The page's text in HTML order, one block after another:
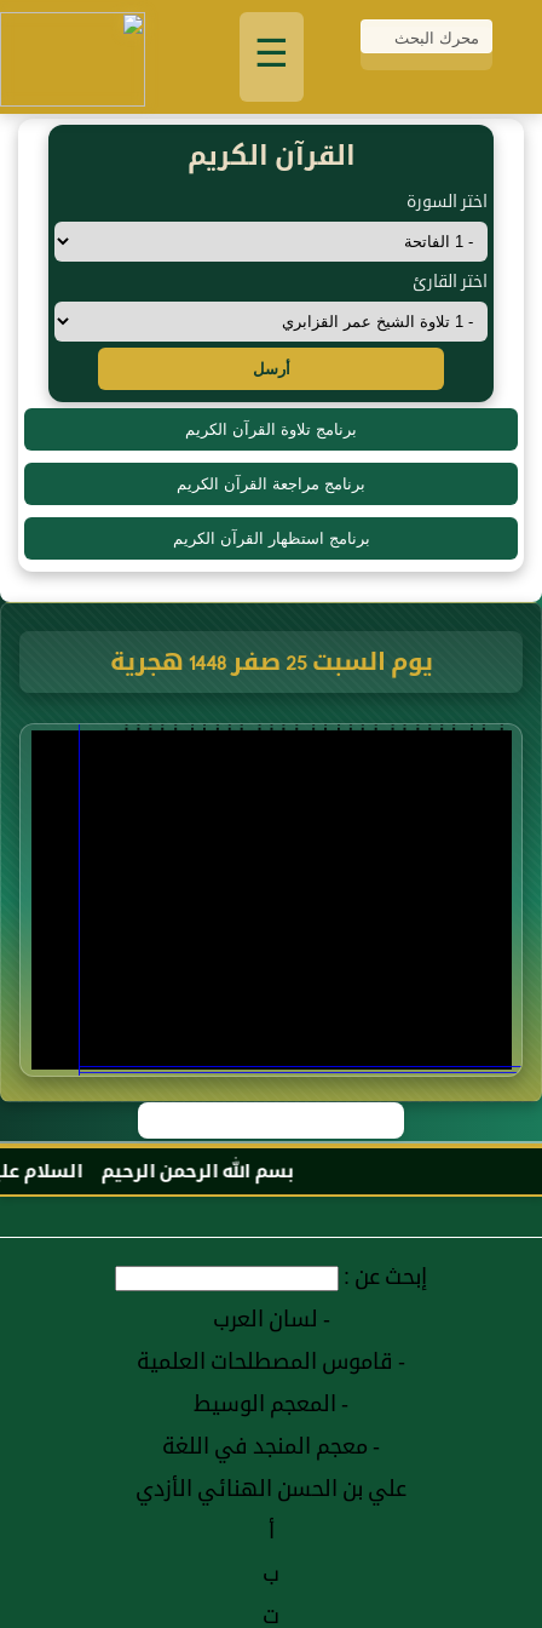
☰
القرآن الكريم
اختر السورة
اختر القارئ
أرسل
برنامج تلاوة القرآن الكريم
برنامج مراجعة القرآن الكريم
برنامج استظهار القرآن الكريم
يوم السبت 25 صفر 1448 هجرية
بسم الله الرحمن الرحيم السلام
إبحث عن :
- لسان العرب
- قاموس المصطلحات العلمية
- المعجم الوسيط
- معجم المنجد في اللغة
علي بن الحسن الهنائي الأزدي
أ
ب
ت